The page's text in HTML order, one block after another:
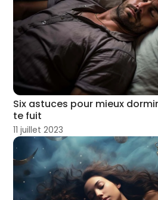
Six astuces pour mieux
te fuit
11 juillet 2023